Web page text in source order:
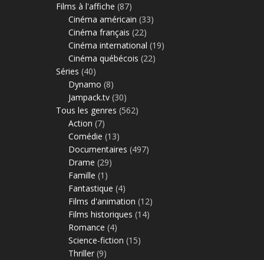
Films à l'affiche (87)
Cinéma américain (33)
Cinéma français (22)
Cinéma international (19)
Cinéma québécois (22)
Séries (40)
Dynamo (8)
Jampack.tv (30)
Tous les genres (562)
Action (7)
Comédie (13)
Documentaires (497)
Drame (29)
Famille (1)
Fantastique (4)
Films d'animation (12)
Films historiques (14)
Romance (4)
Science-fiction (15)
Thriller (9)